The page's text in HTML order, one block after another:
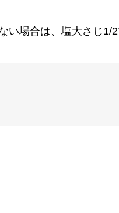
い場合は、塩大さじ1/